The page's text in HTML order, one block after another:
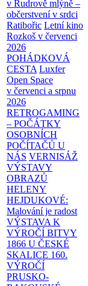
v Rudrově mlýně –
občerstvení v srdci
Ratibořic Letní kino
Rozkoš v červenci
2026
POHÁDKOVÁ
CESTA Luxfer
Open Space
v červenci a srpnu
2026
RETROGAMING
– POČÁTKY
OSOBNÍCH
POČÍTAČŮ U
NÁS VERNISÁŽ
VÝSTAVY
OBRAZŮ
HELENY
HEJDUKOVÉ:
Malování je radost
VÝSTAVA K
VÝROČÍ BITVY
1866 U ČESKÉ
SKALICE 160.
VÝROČÍ
PRUSKO-